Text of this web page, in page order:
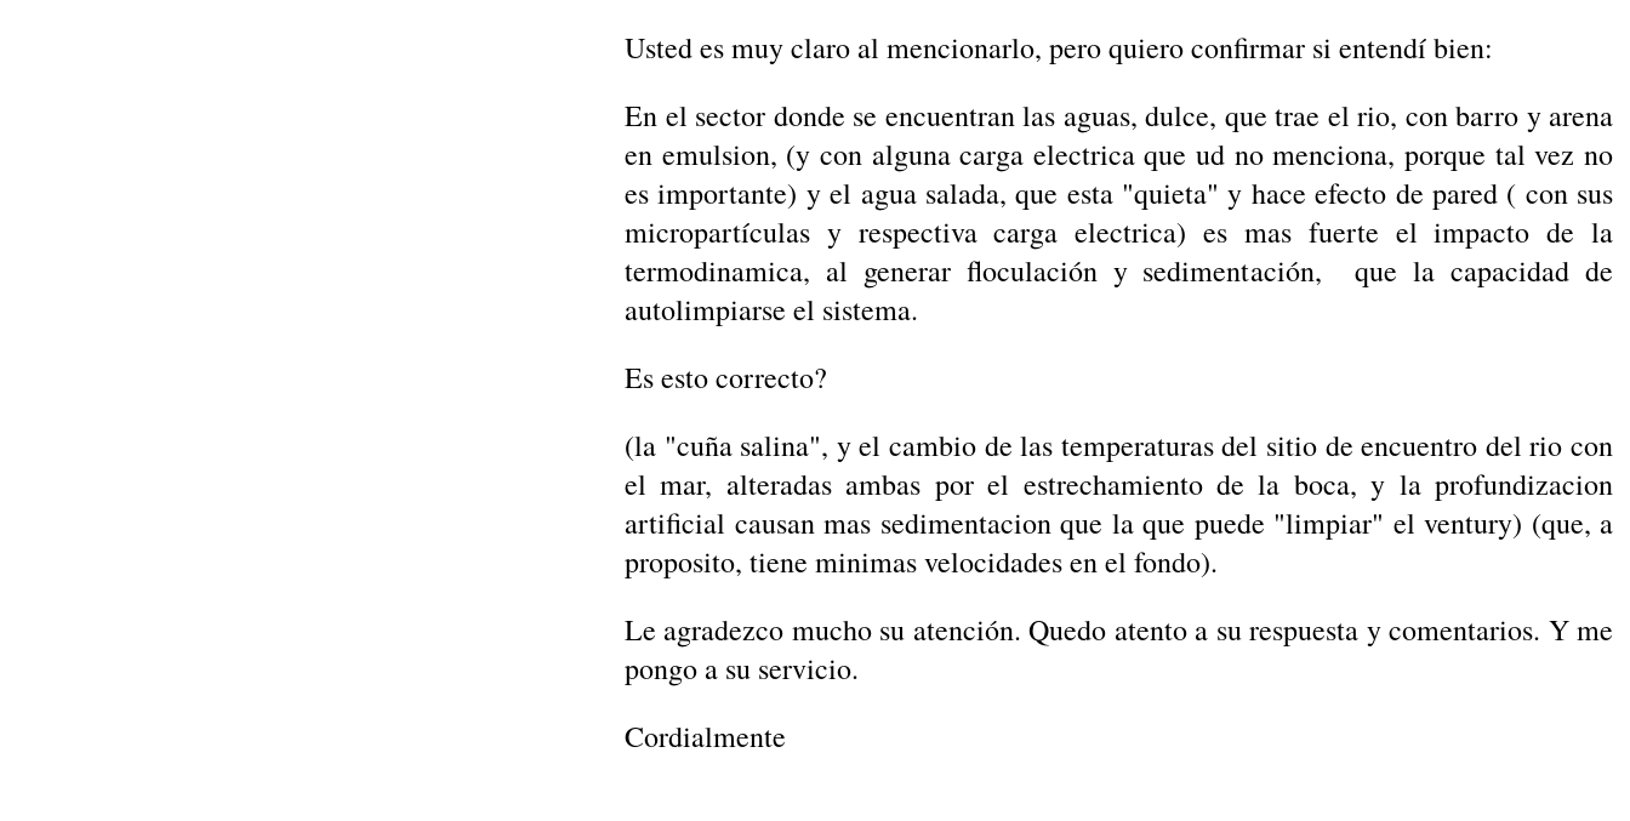
Usted es muy claro al mencionarlo, pero quiero confirmar si entendí bien:
En el sector donde se encuentran las aguas, dulce, que trae el rio, con barro y arena
en emulsion, (y con alguna carga electrica que ud no menciona, porque tal vez no
es importante) y el agua salada, que esta "quieta" y hace efecto de pared ( con sus
micropartículas y respectiva carga electrica) es mas fuerte el impacto de la
termodinamica, al generar floculación y sedimentación, que la capacidad de
autolimpiarse el sistema.
Es esto correcto?
(la "cuña salina", y el cambio de las temperaturas del sitio de encuentro del rio con
el mar, alteradas ambas por el estrechamiento de la boca, y la profundizacion
artificial causan mas sedimentacion que la que puede "limpiar" el ventury) (que, a
proposito, tiene minimas velocidades en el fondo).
Le agradezco mucho su atención. Quedo atento a su respuesta y comentarios. Y me
pongo a su servicio.
Cordialmente